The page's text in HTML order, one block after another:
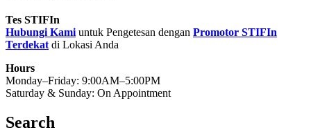
Tes STIFIn
Hubungi Kami untuk Pengetesan dengan Promotor STIFIn
Terdekat di Lokasi Anda
Hours
Monday–Friday: 9:00AM–5:00PM
Saturday & Sunday: On Appointment
Search